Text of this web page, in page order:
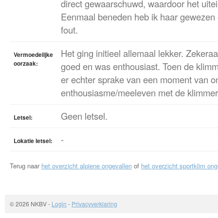
direct gewaarschuwd, waardoor het
Eenmaal beneden heb ik haar
fout.
Vermoedelijke
oorzaak:
Het ging initieel allemaal lekker.
goed en was enthousiast. Toen de
er echter sprake van een moment van
enthousiasme/meeleven met de
Letsel: Geen letsel.
Lokatie letsel: -
Terug naar het overzicht alpiene ongevallen of het overzicht sportklim
© 2026 NKBV- Login - Privacyverklaring